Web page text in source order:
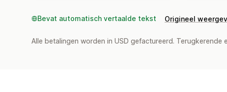
Bevat automatisch vertaalde tekst Origineel
Alle betalingen worden in USD gefactureerd.